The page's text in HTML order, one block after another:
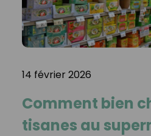
14 février 2026
Comment bien
tisanes au